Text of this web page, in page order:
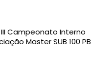
Campeonato Interno
Master SUB 100 PB